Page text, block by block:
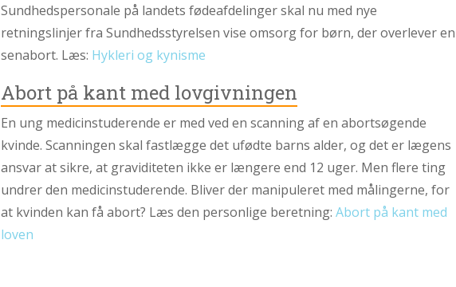
Sundhedspersonale på landets fødeafdelinger skal nu med nye
retningslinjer fra Sundhedsstyrelsen vise omsorg for børn, der overlever en
senabort. Læs: Hykleri og kynisme
Abort på kant med lovgivningen
En ung medicinstuderende er med ved en scanning af en abortsøgende
kvinde. Scanningen skal fastlægge det ufødte barns alder, og det er lægens
ansvar at sikre, at graviditeten ikke er længere end 12 uger. Men flere ting
undrer den medicinstuderende. Bliver der manipuleret med målingerne, for
at kvinden kan få abort? Læs den personlige beretning: Abort på kant med
loven